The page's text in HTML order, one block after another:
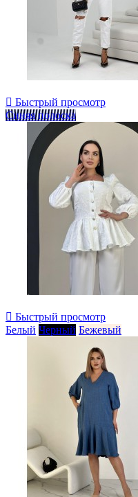
 Быстрый просмотр
Синяя полоска
 Быстрый просмотр
Белый Черный Бежевый